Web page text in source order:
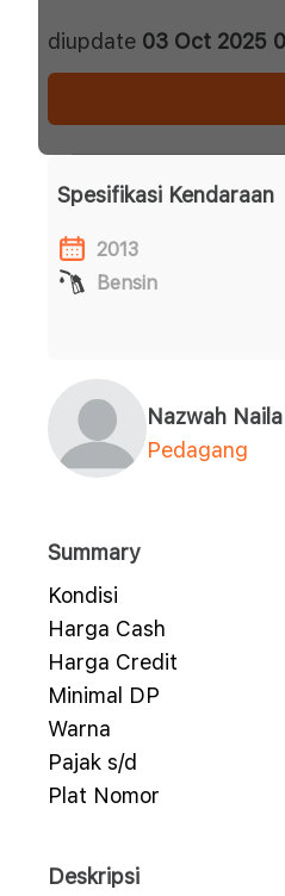
diupdate 03 Oct 2025
Spesifikasi Kendaraan
2013
Bensin
Nazwah
Pedagang
Summary
Kondisi
Harga Cash
Harga Credit
Minimal DP
Warna
Pajak s/d
Plat Nomor
Deskripsi